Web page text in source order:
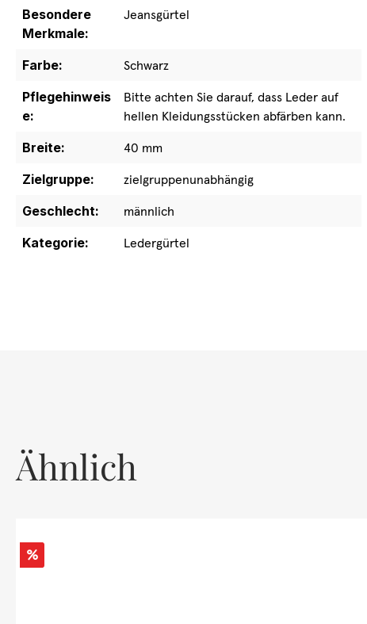
Besondere
Merkmale:
Jeansgürtel
Farbe:
Schwarz
Pflegehinweis
e:
Bitte achten Sie darauf, dass Leder auf
hellen Kleidungsstücken abfärben kann.
Breite:
40 mm
Zielgruppe:
zielgruppenunabhängig
Geschlecht:
männlich
Kategorie:
Ledergürtel
Ähnlich
Rabatt
%